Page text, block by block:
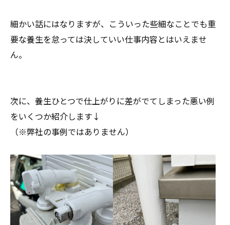
細かい話にはなりますが、こういった些細なことでも重
要な養生を怠っては決していい仕事内容とはいえませ
ん。
次に、養生ひとつで仕上がりに差がでてしまった悪い例
をいくつか紹介します↓
（※弊社の事例ではありません）